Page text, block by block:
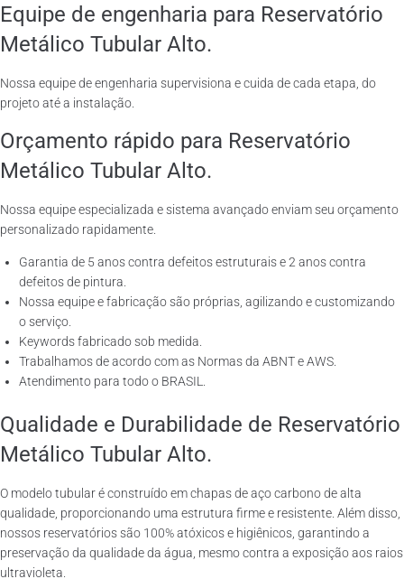
Equipe de engenharia para Reservatório
Metálico Tubular Alto.
Nossa equipe de engenharia supervisiona e cuida de cada etapa, do
projeto até a instalação.
Orçamento rápido para Reservatório
Metálico Tubular Alto.
Nossa equipe especializada e sistema avançado enviam seu orçamento
personalizado rapidamente.
Garantia de 5 anos contra defeitos estruturais e 2 anos contra
defeitos de pintura.
Nossa equipe e fabricação são próprias, agilizando e customizando
o serviço.
Keywords fabricado sob medida.
Trabalhamos de acordo com as Normas da ABNT e AWS.
Atendimento para todo o BRASIL.
Qualidade e Durabilidade de Reservatório
Metálico Tubular Alto.
O modelo tubular é construído em chapas de aço carbono de alta
qualidade, proporcionando uma estrutura firme e resistente. Além disso,
nossos reservatórios são 100% atóxicos e higiênicos, garantindo a
preservação da qualidade da água, mesmo contra a exposição aos raios
ultravioleta.